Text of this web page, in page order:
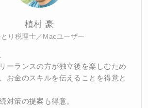
植村 豪
とり税理士／Macユーザー
ーランスの方が独立後を楽しむため
お金のスキルを伝えることを得意と
対策の提案も得意。